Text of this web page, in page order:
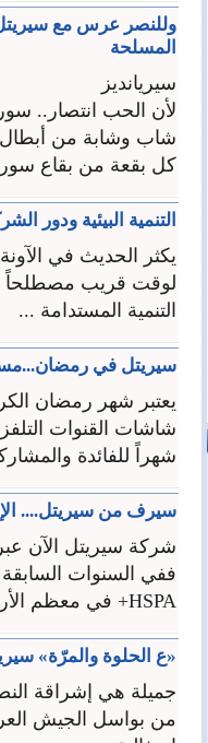
المسلحة
سيريانديز
شاب وشابة من
كل بقعة من بقاع
التنمية البيئية ودور
يكثر الحديث في
لوقت قريب مصطلحاً
التنمية المستدامة ...
سيريتل في
يعتبر شهر رمضان
شاشات القنوات
شهراً للفائدة
سيرف من سيريتل....
شركة سيريتل الآن
HSPA+ في معظم الأراضي السورية التي تتوافر فيها تغطية الجيل الثالث ...
«ع الحلوة والمرّة» سيريتل..
جميلة هي إشراقة
من بواسل الجيش